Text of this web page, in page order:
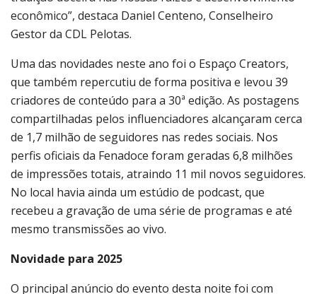
econômico”, destaca Daniel Centeno, Conselheiro
Gestor da CDL Pelotas.
Uma das novidades neste ano foi o Espaço Creators,
que também repercutiu de forma positiva e levou 39
criadores de conteúdo para a 30ª edição. As postagens
compartilhadas pelos influenciadores alcançaram cerca
de 1,7 milhão de seguidores nas redes sociais. Nos
perfis oficiais da Fenadoce foram geradas 6,8 milhões
de impressões totais, atraindo 11 mil novos seguidores.
No local havia ainda um estúdio de podcast, que
recebeu a gravação de uma série de programas e até
mesmo transmissões ao vivo.
Novidade para 2025
O principal anúncio do evento desta noite foi com